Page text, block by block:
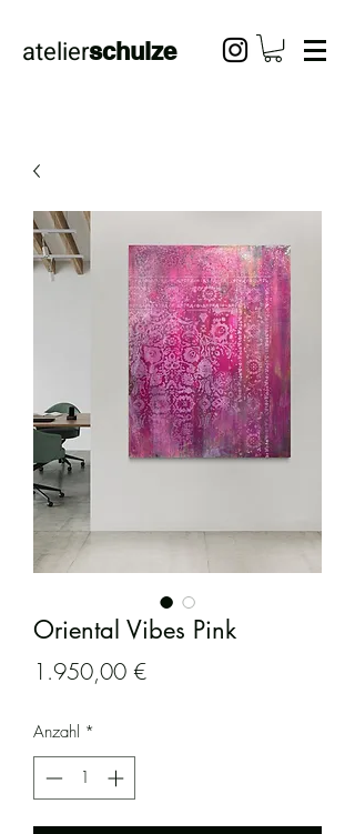
atelierschulze
Oriental Vibes Pink
1.950,00 €Preis
Anzahl *